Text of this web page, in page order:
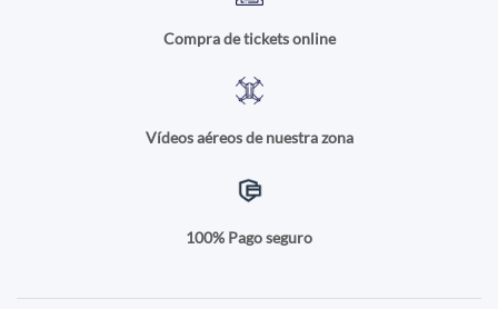
Compra de tickets online
Vídeos aéreos de nuestra zona
100% Pago seguro